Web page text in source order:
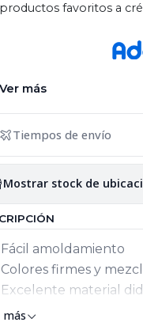
productos favoritos a
Ver más
Tiempos de envío
Mostrar stock de
Fácil amoldamiento
Colores firmes y
Excelente material
más